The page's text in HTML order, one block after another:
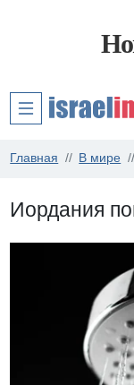
Главная В мире
Иордания